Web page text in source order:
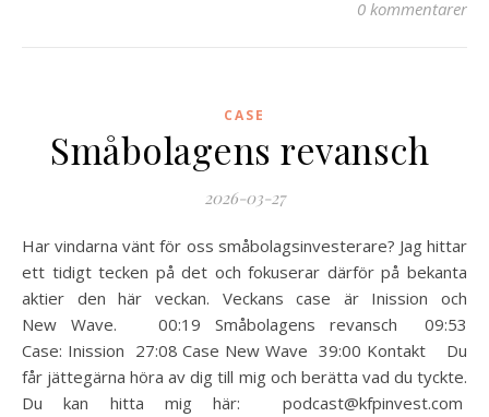
0 kommentarer
CASE
Småbolagens revansch
2026-03-27
Har vindarna vänt för oss småbolagsinvesterare? Jag hittar
ett tidigt tecken på det och fokuserar därför på bekanta
aktier den här veckan. Veckans case är Inission och
New Wave. 00:19 Småbolagens revansch 09:53
Case: Inission 27:08 Case New Wave 39:00 Kontakt Du
får jättegärna höra av dig till mig och berätta vad du tyckte.
Du kan hitta mig här: podcast@kfpinvest.com